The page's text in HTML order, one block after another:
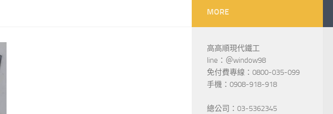
MORE
高高順現代鐵工
line：＠window98
免付費專線：0800-035-099
手機：0908-918-918
總公司：03-5362345